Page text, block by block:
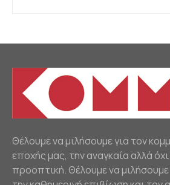
Θέλουμε να μιλήσουμε για τον
εποχής μας, την αναγκαία αλλά
προοπτική. Θέλουμε να